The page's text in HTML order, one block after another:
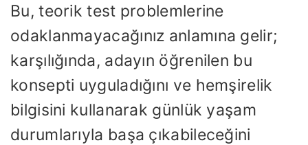
Bu, teorik test problemlerine
odaklanmayacağınız anlamına gelir;
karşılığında, adayın öğrenilen bu
konsepti uyguladığını ve hemşirelik
bilgisini kullanarak günlük yaşam
durumlarıyla başa çıkabileceğini